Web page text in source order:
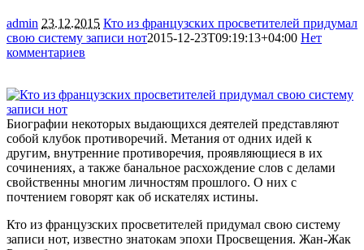
admin 23.12.2015 Кто из французских просветителей придумал
свою систему записи нот2015-12-23T09:19:13+04:00 Нет
комментариев
Биографии некоторых выдающихся деятелей представляют
собой клубок противоречий. Метания от одних идей к
другим, внутренние противоречия, проявляющиеся в их
сочинениях, а также банальное расхождение слов с делами
свойственны многим личностям прошлого. О них с
почтением говорят как об искателях истины.
Кто из французских просветителей придумал свою систему
записи нот, известно знатокам эпохи Просвещения. Жан-Жак